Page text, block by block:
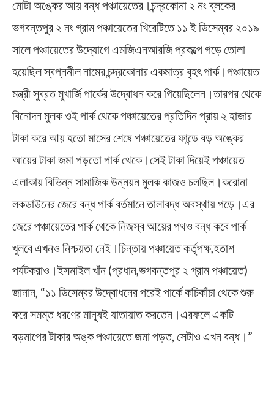
মোটা অঙ্কের আয় বন্ধ পঞ্চায়েতের।চন্দ্রকোনা ২ নং ব্লকের
ভগবন্তপুর ২ নং গ্রাম পঞ্চায়েতের খিরেটিতে ১১ ই ডিসেম্বর ২০১৯
সালে পঞ্চায়েতের উদ্যোগে এমজিএনআরজি প্রকল্পে গড়ে তোলা
হয়েছিল স্বপ্ননীল নামের চন্দ্রকোনার একমাত্র বৃহৎ পার্ক।পঞ্চায়েত
মন্ত্রী সুব্রত মুখার্জি পার্কের উদ্বোধন করে গিয়েছিলেন।তারপর থেকে
বিনোদন মুলক ওই পার্ক থেকে পঞ্চায়েতের প্রতিদিন প্রায় ২ হাজার
টাকা করে আয় হতো মাসের শেষে পঞ্চায়েতের ফান্ডে বড় অঙ্কের
আয়ের টাকা জমা পড়তো পার্ক থেকে।সেই টাকা দিয়েই পঞ্চায়েত
এলাকায় বিভিন্ন সামাজিক উন্নয়ন মুলক কাজও চলছিল।করোনা
লকডাউনের জেরে বন্ধ পার্ক বর্তমানে তালাবদ্ধ অবস্থায় পড়ে।এর
জেরে পঞ্চায়েতের পার্ক থেকে নিজস্ব আয়ের পথও বন্ধ কবে পার্ক
খুলবে এখনও নিশ্চয়তা নেই।চিন্তায় পঞ্চায়েত কর্তৃপক্ষ,হতাশ
পর্যটকরাও।ইসমাইল খাঁন (প্রধান,ভগবন্তপুর ২ গ্রাম পঞ্চায়েত)
জানান, “১১ ডিসেম্বর উদ্বোধনের পরেই পার্কে কচিকাঁচা থেকে শুরু
করে সমম্ত ধরণের মানুষই যাতায়াত করতেন।এরফলে একটি
বড়মাপের টাকার অঙ্ক পঞ্চায়েতে জমা পড়ত, সেটাও এখন বন্ধ।”